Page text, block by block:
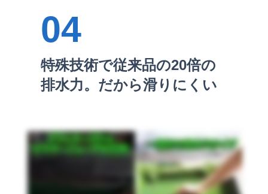
04
特殊技術で従来品の20倍の
排水力。だから滑りにくい